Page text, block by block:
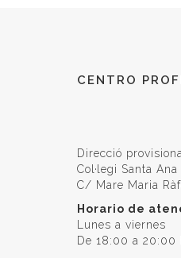
CENTRO
Direcció
Col·legi Santa Ana
C/ Mare Maria
Horario de
Lunes a viernes
De 18:00 a 20:00